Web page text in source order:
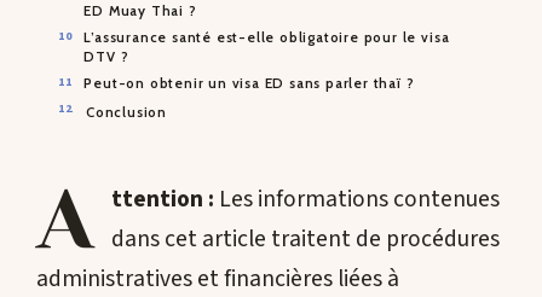
ED Muay Thai ?
L’assurance santé est-elle obligatoire pour le visa
DTV ?
Peut-on obtenir un visa ED sans parler thaï ?
Conclusion
A ttention : Les informations contenues
dans cet article traitent de procédures
administratives et financières liées à